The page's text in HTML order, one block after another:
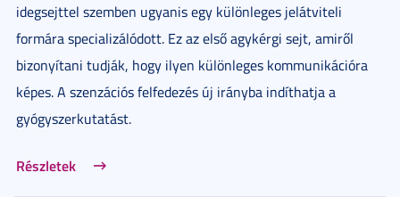
idegsejttel szemben ugyanis egy különleges jelátviteli
formára specializálódott. Ez az első agykérgi sejt, amiről
bizonyítani tudják, hogy ilyen különleges kommunikációra
képes. A szenzációs felfedezés új irányba indíthatja a
gyógyszerkutatást.
Részletek